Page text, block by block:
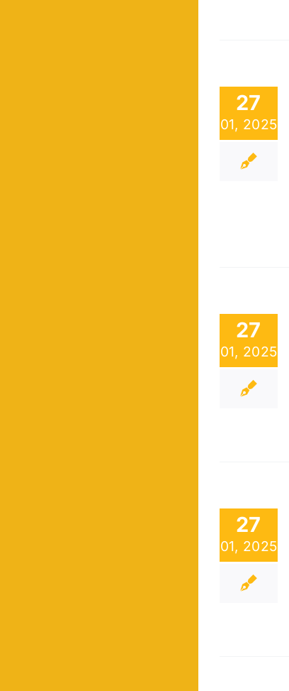
27
01, 2025
27
01, 2025
27
01, 2025